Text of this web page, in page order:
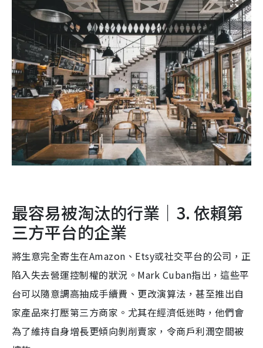
最容易被淘汰的行業｜3. 依賴第
三方平台的企業
將生意完全寄生在Amazon、Etsy或社交平台的公司，正
陷入失去營運控制權的狀況。Mark Cuban指出，這些平
台可以隨意調高抽成手續費、更改演算法，甚至推出自
家產品來打壓第三方商家。尤其在經濟低迷時，他們會
為了維持自身增長更傾向剝削賣家，令商戶利潤空間被